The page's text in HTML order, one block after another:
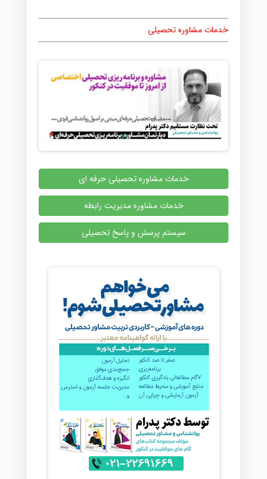
خدمات مشاوره تحصیلی
خدمات مشاوره تحصیلی حرفه ای
خدمات مشاوره مدیریت رابطه
سیستم پرسش و پاسخ تحصیلی